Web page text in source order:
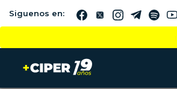
Siguenos en: